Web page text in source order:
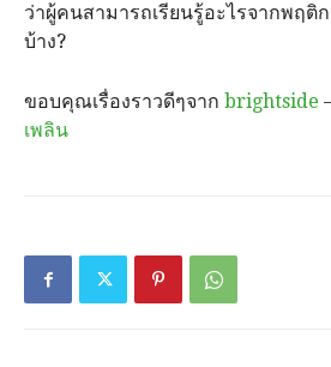
ว่าผู้คนสามารถเรียนรู้อะไรจากพฤติ
บ้าง?
ขอบคุณเรื่องราวดีๆจาก brightside
เพลิน